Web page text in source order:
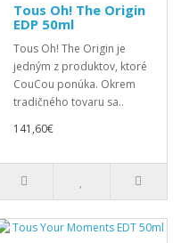
Tous Oh! The Origin
EDP 50ml
Tous Oh! The Origin je
jedným z produktov, ktoré
CouCou ponúka. Okrem
tradičného tovaru sa..
141,60€